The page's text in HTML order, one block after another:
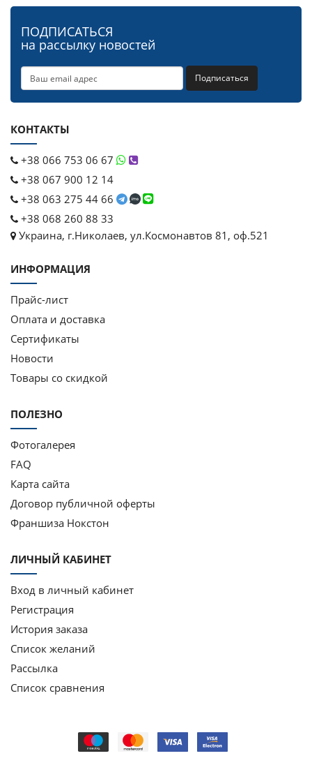
ПОДПИСАТЬСЯ
на рассылку новостей
Подписаться
КОНТАКТЫ
+38 066 753 06 67
+38 067 900 12 14
+38 063 275 44 66
+38 068 260 88 33
Украина, г.Николаев, ул.Космонавтов 81, оф.521
ИНФОРМАЦИЯ
Прайс-лист
Оплата и доставка
Сертификаты
Новости
Товары со скидкой
ПОЛЕЗНО
Фотогалерея
FAQ
Карта сайта
Договор публичной оферты
Франшиза Нокстон
ЛИЧНЫЙ КАБИНЕТ
Вход в личный кабинет
Регистрация
История заказа
Список желаний
Рассылка
Список сравнения